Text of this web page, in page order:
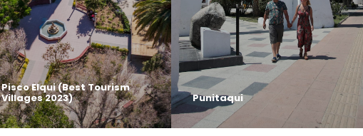
Pisco Elqui (Best Tourism
Villages 2023) Punitaqui